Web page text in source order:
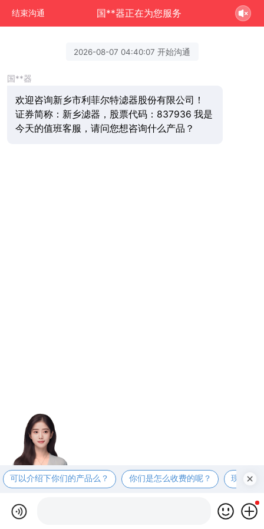
结束沟通 国**器正在为您服务
2026-08-07 04:40:07 开始沟通
国**器
欢迎咨询新乡市利菲尔特滤器股份有限公司！
证券简称：新乡滤器，股票代码：837936 我是
今天的值班客服，请问您想咨询什么产品？
可以介绍下你们的产品么？ 你们是怎么收费的呢？ 现在有